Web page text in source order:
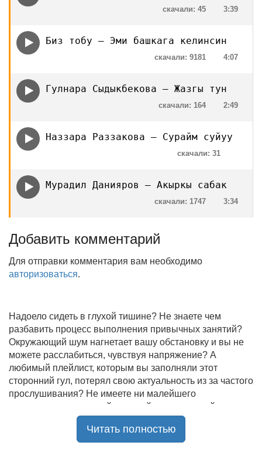
3:39
скачали: 45
Биз тобу — Эми башкага келинсин
4:07
скачали: 9181
Гулнара Сыдыкбекова — Жазгы тун
2:49
скачали: 164
Наззара Раззакова — Сурайм суйуу
скачали: 31
Мурадил Данияров — Акыркы сабак
3:34
скачали: 1747
Добавить комментарий
Для отправки комментария вам необходимо
авторизоваться.
Надоело сидеть в глухой тишине? Не знаете чем
разбавить процесс выполнения привычных занятий?
Окружающий шум нагнетает вашу обстановку и вы не
можете расслабиться, чувствуя напряжение? А
любимый плейлист, которым вы заполняли этот
сторонний гул, потерял свою актуальность из за частого
прослушивания? Не имеете ни малейшего
представления, где найти новый качественный контент
на замену старому? В таком случае вы обратились по
Читать полностью